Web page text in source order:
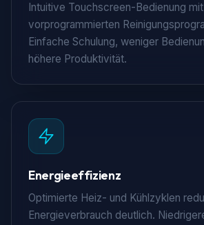
Intuitive Touchscreen-Bedienung mit
vorprogrammierten
Einfache Schulung, weniger
höhere Produktivität.
Energieeffizienz
Optimierte Heiz- und Kühlzyklen
Energieverbrauch deutlich.